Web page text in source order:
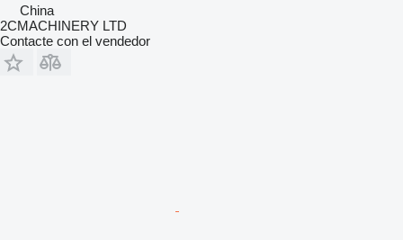
China
2CMACHINERY LTD
Contacte con el vendedor